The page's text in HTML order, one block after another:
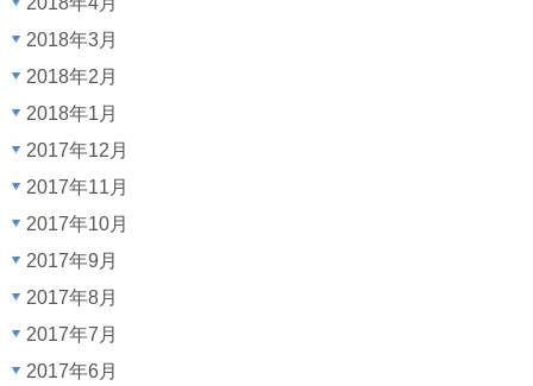
2018年3月
2018年2月
2018年1月
2017年12月
2017年11月
2017年10月
2017年9月
2017年8月
2017年7月
2017年6月